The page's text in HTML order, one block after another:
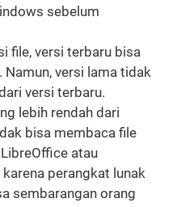
sebelum
file, versi terbaru bisa
versi lama tidak
versi terbaru.
lebih rendah dari
bisa membaca file
atau
perangkat lunak
sembarangan orang